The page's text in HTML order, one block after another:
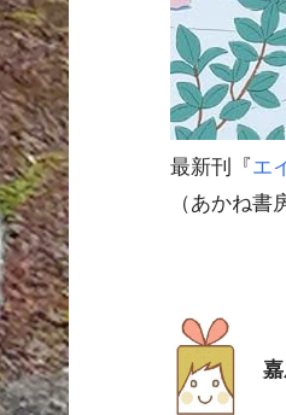
最新刊『エ
（あかね書
嘉